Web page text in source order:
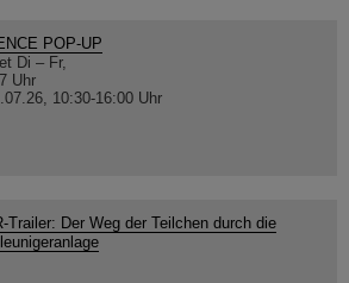
POP-UP
Di – Fr,
Uhr
10:30-16:00 Uhr
Trailer: Der Weg der Teilchen durch die